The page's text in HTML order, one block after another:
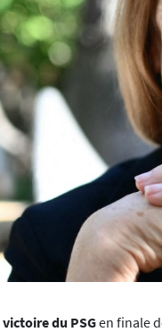
victoire du PSGen finale